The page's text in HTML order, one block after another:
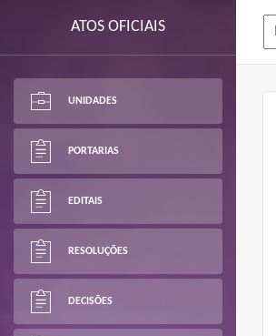
ATOS OFICIAIS
UNIDADES
PORTARIAS
EDITAIS
RESOLUÇÕES
DECISÕES